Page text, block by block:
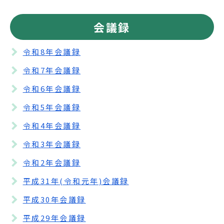
会議録
令和8年会議録
令和7年会議録
令和6年会議録
令和5年会議録
令和4年会議録
令和3年会議録
令和2年会議録
平成31年(令和元年)会議録
平成30年会議録
平成29年会議録